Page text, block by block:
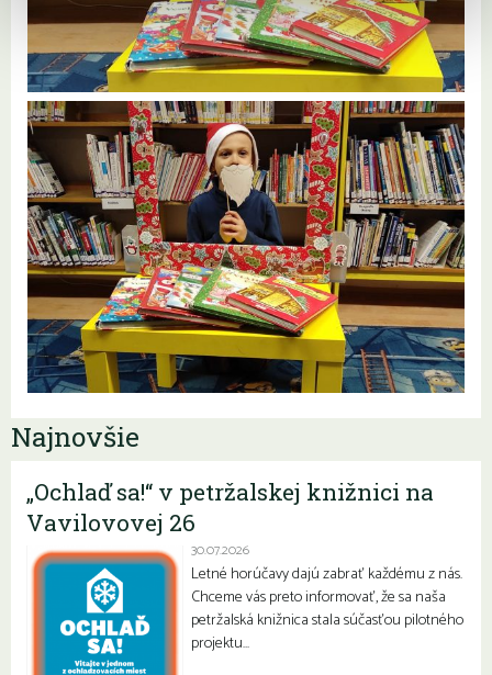
Najnovšie
„Ochlaď sa!“ v petržalskej knižnici na
Vavilovovej 26
30.07.2026
Letné horúčavy dajú zabrať každému z nás.
Chceme vás preto informovať, že sa naša
petržalská knižnica stala súčasťou pilotného
projektu…